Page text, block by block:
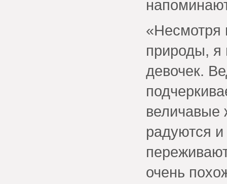
«Несмотря
природы, я
девочек.
величавые
радуются
очень